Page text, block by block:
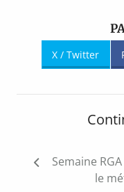
X / Twitter
Navigation
de
Semaine
le